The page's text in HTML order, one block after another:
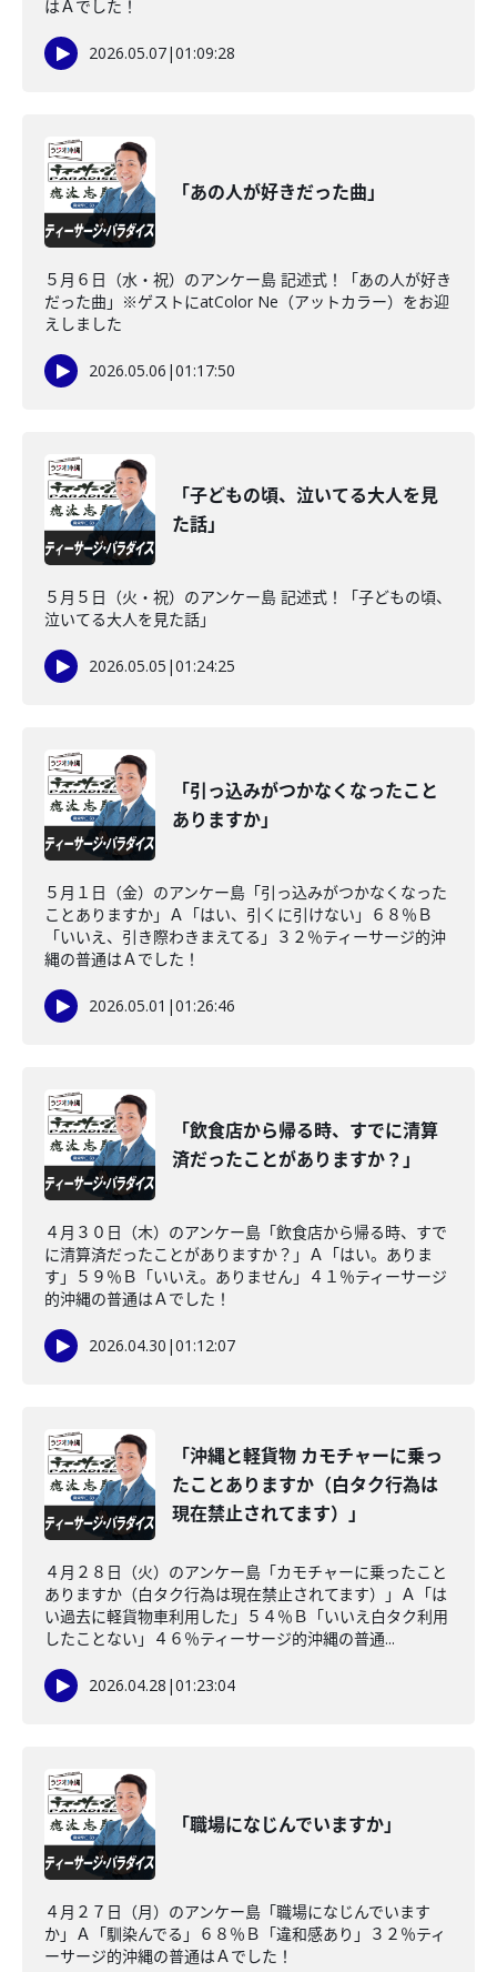
はＡでした！
2026.05.07|01:09:28
「あの人が好きだった曲」
５月６日（水・祝）のアンケー島 記述式！「あの人が好き
だった曲」※ゲストにatColor Ne（アットカラー）をお迎
えしました
2026.05.06 |01:17:50
「子どもの頃、泣いてる大人を見
た話」
５月５日（火・祝）のアンケー島 記述式！「子どもの頃、
泣いてる大人を見た話」
2026.05.05 |01:24:25
「引っ込みがつかなくなったこと
ありますか」
５月１日（金）のアンケー島「引っ込みがつかなくなった
ことありますか」Ａ「はい、引くに引けない」６８％Ｂ
「いいえ、引き際わきまえてる」３２％ティーサージ的沖
縄の普通はＡでした！
2026.05.01 |01:26:46
「飲食店から帰る時、すでに清算
済だったことがありますか？」
４月３０日（木）のアンケー島「飲食店から帰る時、すで
に清算済だったことがありますか？」Ａ「はい。ありま
す」５９％Ｂ「いいえ。ありません」４１％ティーサージ
的沖縄の普通はＡでした！
2026.04.30 |01:12:07
「沖縄と軽貨物 カモチャーに乗っ
たことありますか（白タク行為は
現在禁止されてます）」
４月２８日（火）のアンケー島「カモチャーに乗ったこと
ありますか（白タク行為は現在禁止されてます）」Ａ「は
い過去に軽貨物車利用した」５４％Ｂ「いいえ白タク利用
したことない」４６％ティーサージ的沖縄の普通...
2026.04.28 |01:23:04
「職場になじんでいますか」
４月２７日（月）のアンケー島「職場になじんでいます
か」Ａ「馴染んでる」６８％Ｂ「違和感あり」３２％ティ
ーサージ的沖縄の普通はＡでした！